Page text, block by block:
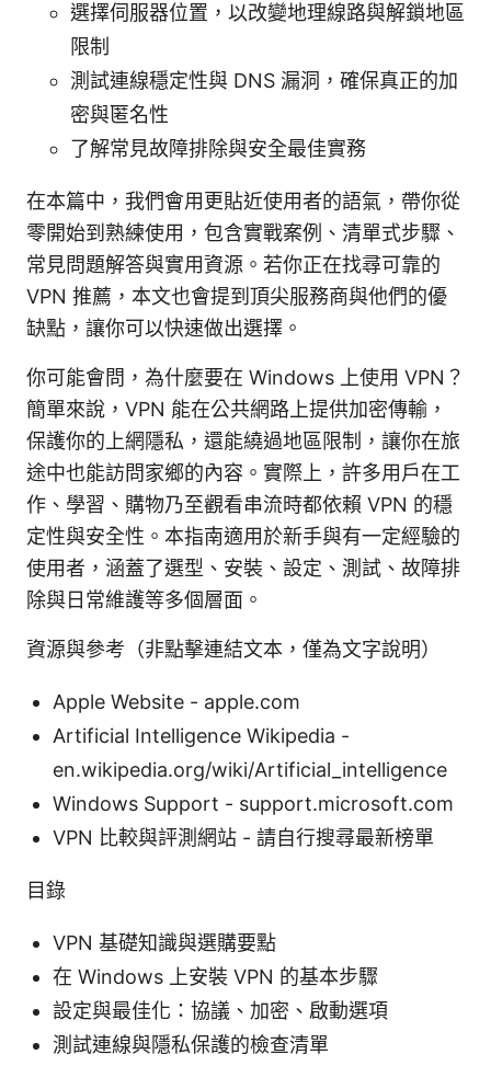
選擇伺服器位置，以改變地理線路與解鎖地區
限制
測試連線穩定性與 DNS 漏洞，確保真正的加
密與匿名性
了解常見故障排除與安全最佳實務
在本篇中，我們會用更貼近使用者的語氣，帶你從
零開始到熟練使用，包含實戰案例、清單式步驟、
常見問題解答與實用資源。若你正在找尋可靠的
VPN 推薦，本文也會提到頂尖服務商與他們的優
缺點，讓你可以快速做出選擇。
你可能會問，為什麼要在 Windows 上使用 VPN？
簡單來說，VPN 能在公共網路上提供加密傳輸，
保護你的上網隱私，還能繞過地區限制，讓你在旅
途中也能訪問家鄉的內容。實際上，許多用戶在工
作、學習、購物乃至觀看串流時都依賴 VPN 的穩
定性與安全性。本指南適用於新手與有一定經驗的
使用者，涵蓋了選型、安裝、設定、測試、故障排
除與日常維護等多個層面。
資源與參考（非點擊連結文本，僅為文字說明）
Apple Website - apple.com
Artificial Intelligence Wikipedia -
en.wikipedia.org/wiki/Artificial_intelligence
Windows Support - support.microsoft.com
VPN 比較與評測網站 - 請自行搜尋最新榜單
目錄
VPN 基礎知識與選購要點
在 Windows 上安裝 VPN 的基本步驟
設定與最佳化：協議、加密、啟動選項
測試連線與隱私保護的檢查清單